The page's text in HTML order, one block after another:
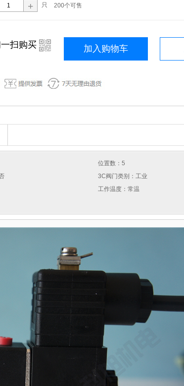
+ 只 200个可售
加入购物车
扫购买 i
位置数：5
3C阀门类别：工业
工作温度：常温